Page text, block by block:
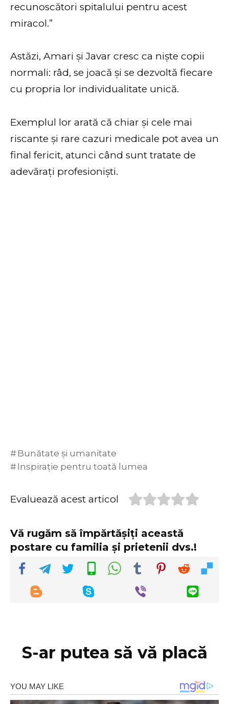
recunoscători spitalului pentru acest
miracol.”
Astăzi, Amari și Javar cresc ca niște copii
normali: râd, se joacă și se dezvoltă fiecare
cu propria lor individualitate unică.
Exemplul lor arată că chiar și cele mai
riscante și rare cazuri medicale pot avea un
final fericit, atunci când sunt tratate de
adevărați profesioniști.
Bunătate și umanitate
Inspirație pentru toată lumea
Evaluează acest articol
Vă rugăm să împărtășiți această
postare cu familia și prietenii dvs.!
S-ar putea să vă placă